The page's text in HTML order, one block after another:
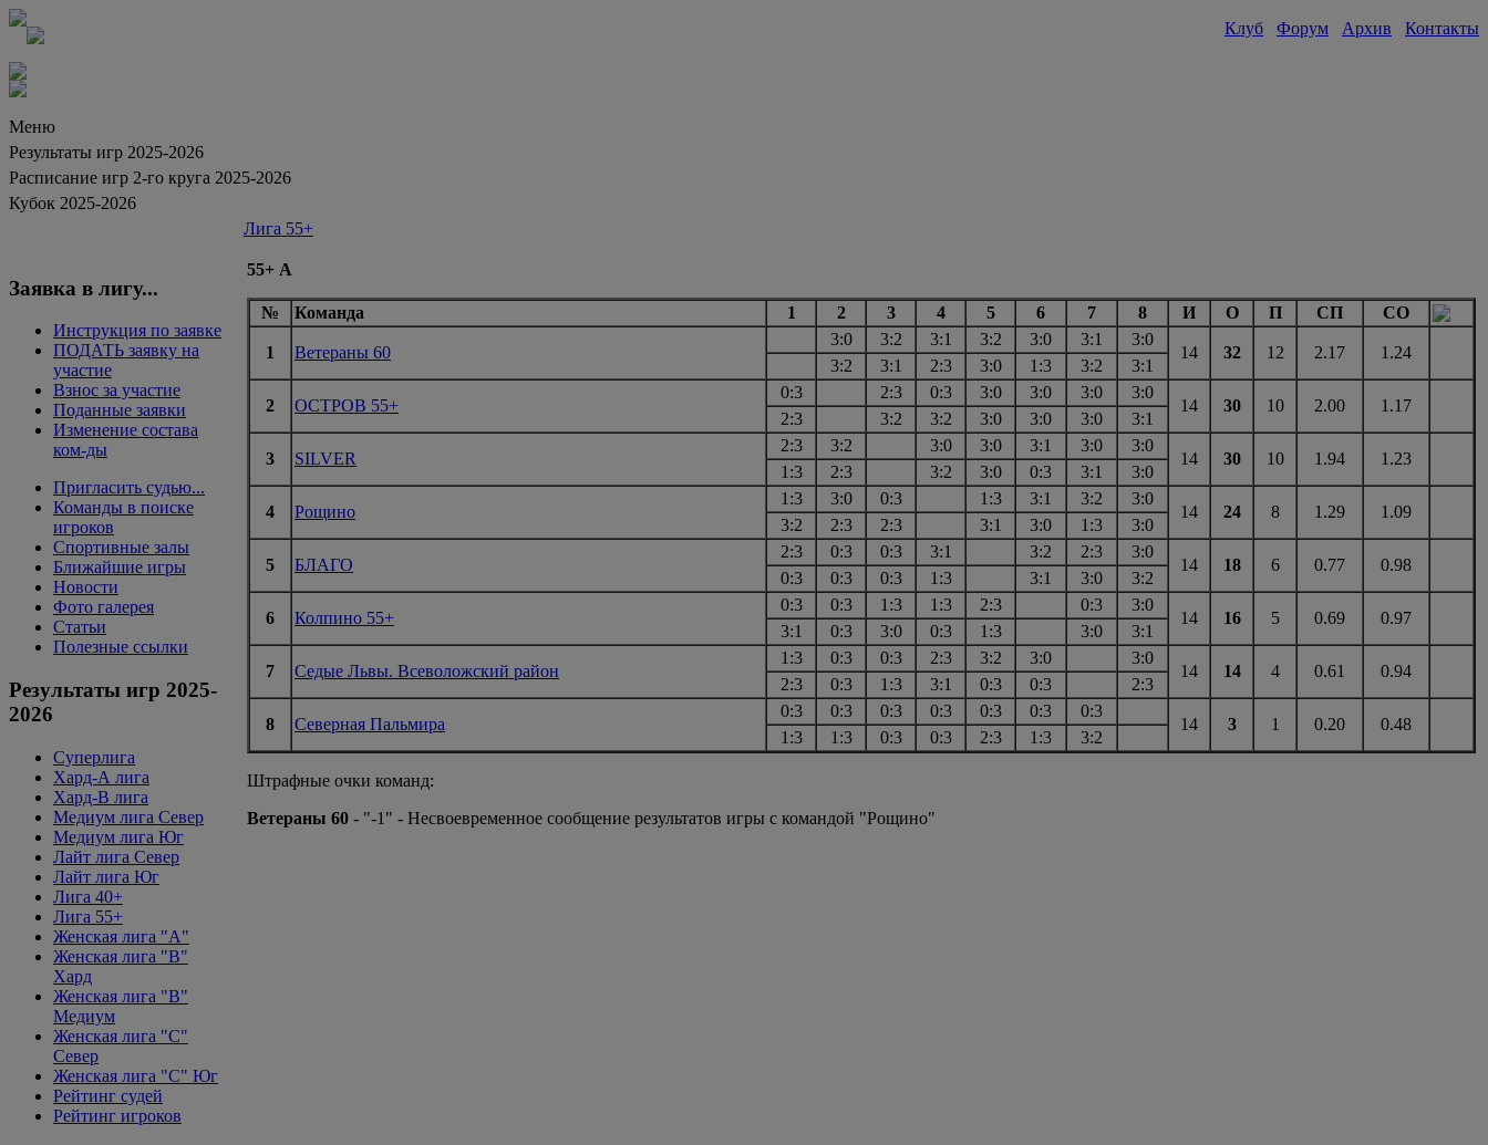
Клуб Форум Архив Контакты
Меню
Результаты игр 2025-2026
Расписание игр 2-го круга 2025-2026
Кубок 2025-2026
Заявка в лигу...
Инструкция по заявке
ПОДАТЬ заявку на
участие
Взнос за участие
Поданные заявки
Изменение состава
ком-ды
Пригласить судью...
Команды в поиске
игроков
Спортивные залы
Ближайшие игры
Новости
Фото галерея
Статьи
Полезные ссылки
Результаты игр 2025-
2026
Суперлига
Хард-А лига
Хард-В лига
Медиум лига Север
Медиум лига Юг
Лайт лига Север
Лайт лига Юг
Лига 40+
Лига 55+
Женская лига "A"
Женская лига "B"
Хард
Женская лига "B"
Медиум
Женская лига "С"
Север
Женская лига "С" Юг
Рейтинг судей
Рейтинг игроков
Лига 55+
55+ А
№ Команда 1 2 3 4 5 6 7 8 И О П СП СО
1 Ветераны 60
3:0 3:2 3:1 3:2 3:0 3:1 3:0
14 32 12 2.17 1.24
3:2 3:1 2:3 3:0 1:3 3:2 3:1
2 ОСТРОВ 55+
0:3 2:3 0:3 3:0 3:0 3:0 3:0
14 30 10 2.00 1.17
2:3 3:2 3:2 3:0 3:0 3:0 3:1
3 SILVER
2:3 3:2 3:0 3:0 3:1 3:0 3:0
14 30 10 1.94 1.23
1:3 2:3 3:2 3:0 0:3 3:1 3:0
4 Рощино
1:3 3:0 0:3 1:3 3:1 3:2 3:0
14 24 8 1.29 1.09
3:2 2:3 2:3 3:1 3:0 1:3 3:0
5 БЛАГО
2:3 0:3 0:3 3:1 3:2 2:3 3:0
14 18 6 0.77 0.98
0:3 0:3 0:3 1:3 3:1 3:0 3:2
6 Колпино 55+
0:3 0:3 1:3 1:3 2:3 0:3 3:0
14 16 5 0.69 0.97
3:1 0:3 3:0 0:3 1:3 3:0 3:1
7 Седые Львы. Всеволожский район
1:3 0:3 0:3 2:3 3:2 3:0 3:0
14 14 4 0.61 0.94
2:3 0:3 1:3 3:1 0:3 0:3 2:3
8 Северная Пальмира
0:3 0:3 0:3 0:3 0:3 0:3 0:3
14 3 1 0.20 0.48
1:3 1:3 0:3 0:3 2:3 1:3 3:2
Штрафные очки команд:
Ветераны 60 - "-1" - Несвоевременное сообщение результатов игры с командой "Рощино"